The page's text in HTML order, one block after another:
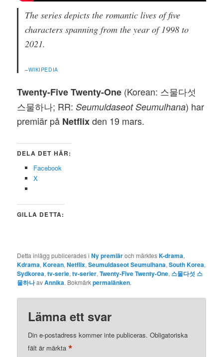
The series depicts the romantic lives of five
characters spanning from the year of 1998 to
2021.
–WIKIPEDIA
Twenty-Five Twenty-One (Korean: 스물다섯
스물하나; RR:Seumuldaseot Seumulhana) har
premiär på Netflixden 19 mars.
DELA DET HÄR:
Facebook
X
GILLA DETTA:
Detta inlägg publicerades iNy premiäroch märktesK-drama,
Kdrama,Korean,Netflix,Seumuldaseot Seumulhana,South Korea,
Sydkorea,tv-serie,tv-serier,Twenty-Five Twenty-One,스물다섯 스
물하나avAnnika. Bokmärkpermalänken.
Lämna ett svar
Din e-postadress kommer inte publiceras. Obligatoriska
fält är märkta*